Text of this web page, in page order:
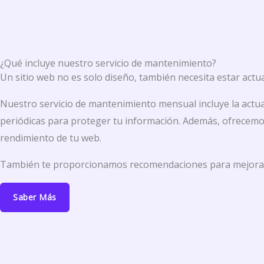
¿Qué incluye nuestro servicio de mantenimiento?
Un sitio web no es solo diseño, también necesita estar
Nuestro servicio de mantenimiento mensual incluye la
periódicas para proteger tu información. Además,
rendimiento de tu web.
También te proporcionamos recomendaciones para
Saber Más